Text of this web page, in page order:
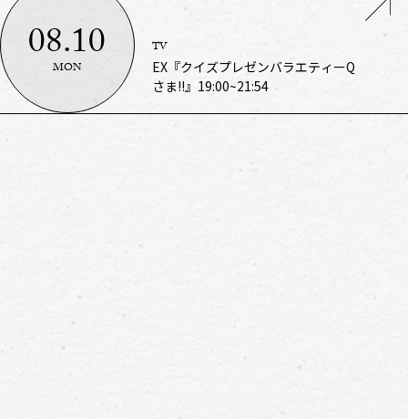
08.10
MON
TV
EX『クイズプレゼンバラエティーQ
さま!!』19:00~21:54
08.16
SUN